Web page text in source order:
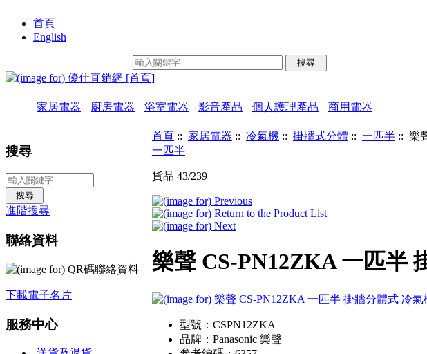
首頁
English
家居電器 廚房電器 浴室電器 影音產品 個人護理產品 商用電器
搜尋
進階搜尋
聯絡資料
下載電子名片
服務中心
首頁:: 家居電器 :: 冷氣機:: 掛牆式分體 :: 一匹半:: 樂
一匹半
貨品 43/239
樂聲 CS-PN12ZKA 一匹半
型號：CSPN12ZKA
品牌：Panasonic 樂聲